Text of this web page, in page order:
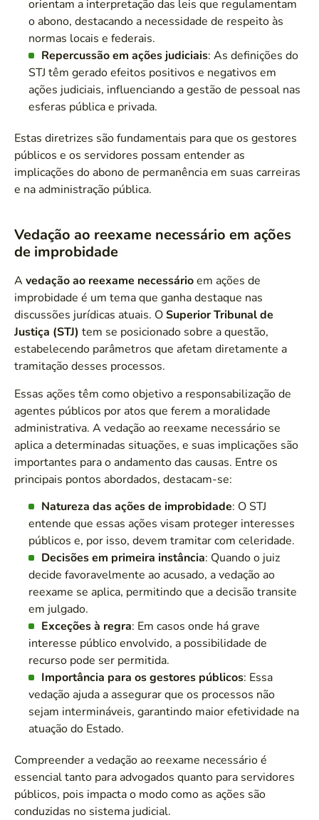
orientam a interpretação das leis que regulamentam
o abono, destacando a necessidade de respeito às
normas locais e federais.
Repercussão em ações judiciais: As definições do
STJ têm gerado efeitos positivos e negativos em
ações judiciais, influenciando a gestão de pessoal nas
esferas pública e privada.
Estas diretrizes são fundamentais para que os gestores
públicos e os servidores possam entender as
implicações do abono de permanência em suas carreiras
e na administração pública.
Vedação ao reexame necessário em ações
de improbidade
A vedação ao reexame necessárioem ações de
improbidade é um tema que ganha destaque nas
discussões jurídicas atuais. OSuperior Tribunal de
Justiça (STJ) tem se posicionado sobre a questão,
estabelecendo parâmetros que afetam diretamente a
tramitação desses processos.
Essas ações têm como objetivo a responsabilização de
agentes públicos por atos que ferem a moralidade
administrativa. A vedação ao reexame necessário se
aplica a determinadas situações, e suas implicações são
importantes para o andamento das causas. Entre os
principais pontos abordados, destacam-se:
Natureza das ações de improbidade: O STJ
entende que essas ações visam proteger interesses
públicos e, por isso, devem tramitar com celeridade.
Decisões em primeira instância: Quando o juiz
decide favoravelmente ao acusado, a vedação ao
reexame se aplica, permitindo que a decisão transite
em julgado.
Exceções à regra: Em casos onde há grave
interesse público envolvido, a possibilidade de
recurso pode ser permitida.
Importância para os gestores públicos: Essa
vedação ajuda a assegurar que os processos não
sejam intermináveis, garantindo maior efetividade na
atuação do Estado.
Compreender a vedação ao reexame necessário é
essencial tanto para advogados quanto para servidores
públicos, pois impacta o modo como as ações são
conduzidas no sistema judicial.